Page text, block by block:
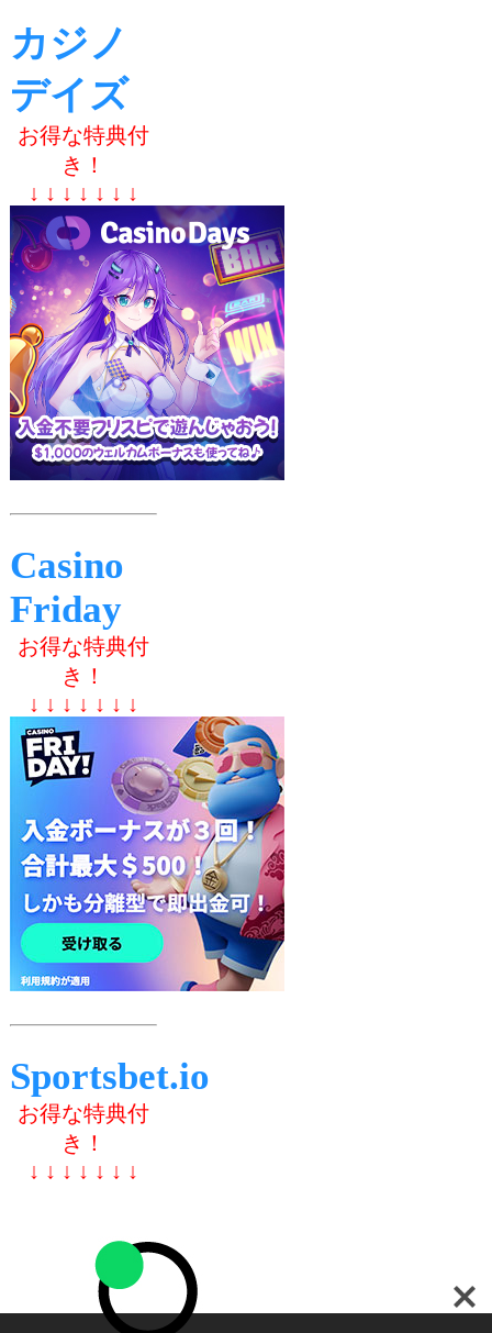
カジノ
デイズ
お得な特典付
き！
↓ ↓ ↓ ↓ ↓ ↓ ↓
Casino
Friday
お得な特典付
き！
↓ ↓ ↓ ↓ ↓ ↓ ↓
Sportsbet.io
お得な特典付
き！
↓ ↓ ↓ ↓ ↓ ↓ ↓